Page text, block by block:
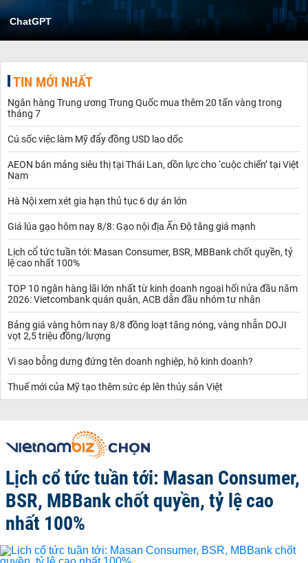
ChatGPT
TIN MỚI NHẤT
Ngân hàng Trung ương Trung Quốc mua thêm 20 tấn vàng trong
tháng 7
Cú sốc việc làm Mỹ đẩy đồng USD lao dốc
AEON bán mảng siêu thị tại Thái Lan, dồn lực cho ‘cuộc chiến’ tại Việt
Nam
Hà Nội xem xét gia hạn thủ tục 6 dự án lớn
Giá lúa gạo hôm nay 8/8: Gạo nội địa Ấn Độ tăng giá mạnh
Lịch cổ tức tuần tới: Masan Consumer, BSR, MBBank chốt quyền, tỷ
lệ cao nhất 100%
TOP 10 ngân hàng lãi lớn nhất từ kinh doanh ngoại hối nửa đầu năm
2026: Vietcombank quán quân, ACB dẫn đầu nhóm tư nhân
Bảng giá vàng hôm nay 8/8 đồng loạt tăng nóng, vàng nhẫn DOJI
vọt 2,5 triệu đồng/lượng
Vì sao bỗng dưng đứng tên doanh nghiệp, hộ kinh doanh?
Thuế mới của Mỹ tạo thêm sức ép lên thủy sản Việt
Lịch cổ tức tuần tới: Masan Consumer,
BSR, MBBank chốt quyền, tỷ lệ cao
nhất 100%